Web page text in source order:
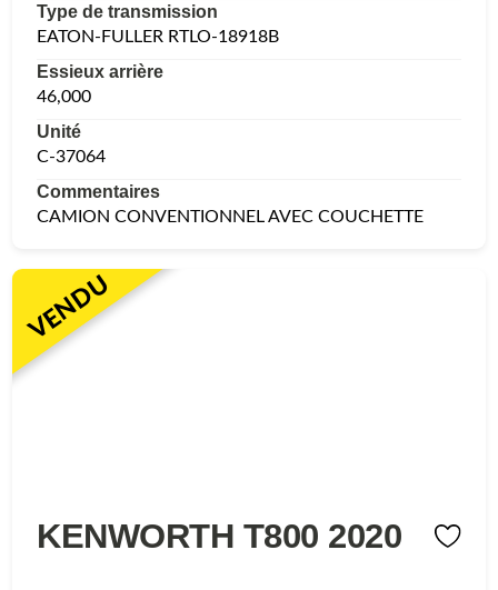
Type de transmission
EATON-FULLER RTLO-18918B
Essieux arrière
46,000
Unité
C-37064
Commentaires
CAMION CONVENTIONNEL AVEC COUCHETTE
VENDU
KENWORTH T800 2020